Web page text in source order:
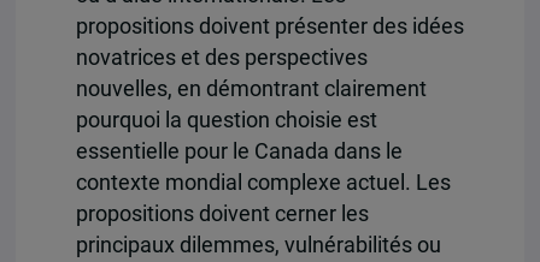
propositions doivent présenter des idées
novatrices et des perspectives
nouvelles, en démontrant clairement
pourquoi la question choisie est
essentielle pour le Canada dans le
contexte mondial complexe actuel. Les
propositions doivent cerner les
principaux dilemmes, vulnérabilités ou